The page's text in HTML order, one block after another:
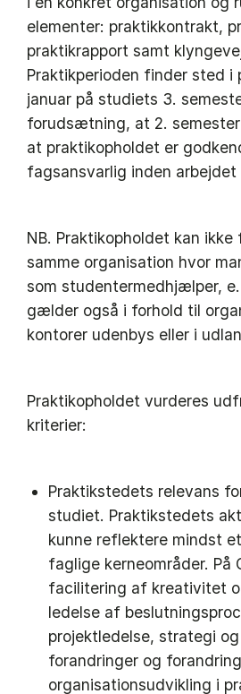
elementer: praktikkontrakt,
praktikrapport samt
Praktikperioden finder sted i
januar på studiets 3.
forudsætning, at 2.
at praktikopholdet er
fagsansvarlig inden arbejdet
NB. Praktikopholdet kan ikke
samme organisation hvor
som studentermedhjælper,
gælder også i forhold til
kontorer udenbys eller i
Praktikopholdet vurderes
kriterier:
Praktikstedets relevans
studiet. Praktikstedets
kunne reflektere mindst
faglige kerneområder. På
facilitering af kreativitet
ledelse af
projektledelse, strategi
forandringer og
organisationsudvikling i